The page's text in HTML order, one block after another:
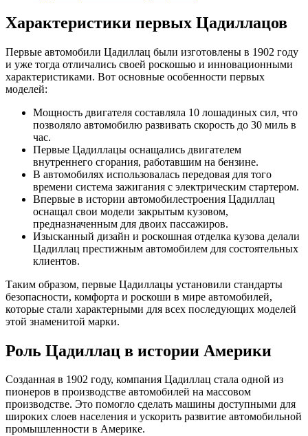
Характеристики первых Цадиллацов
Первые автомобили Цадиллац были изготовлены в 1902 году
и уже тогда отличались своей роскошью и инновационными
характеристиками. Вот основные особенности первых
моделей:
Мощность двигателя составляла 10 лошадиных сил, что
позволяло автомобилю развивать скорость до 30 миль в
час.
Первые Цадиллацы оснащались двигателем
внутреннего сгорания, работавшим на бензине.
В автомобилях использовалась передовая для того
времени система зажигания с электрическим стартером.
Впервые в истории автомобилестроения Цадиллац
оснащал свои модели закрытым кузовом,
предназначенным для двоих пассажиров.
Изысканный дизайн и роскошная отделка кузова делали
Цадиллац престижным автомобилем для состоятельных
клиентов.
Таким образом, первые Цадиллацы установили стандарты
безопасности, комфорта и роскоши в мире автомобилей,
которые стали характерными для всех последующих моделей
этой знаменитой марки.
Роль Цадиллац в истории Америки
Созданная в 1902 году, компания Цадиллац стала одной из
пионеров в производстве автомобилей на массовом
производстве. Это помогло сделать машины доступными для
широких слоев населения и ускорить развитие автомобильной
промышленности в Америке.